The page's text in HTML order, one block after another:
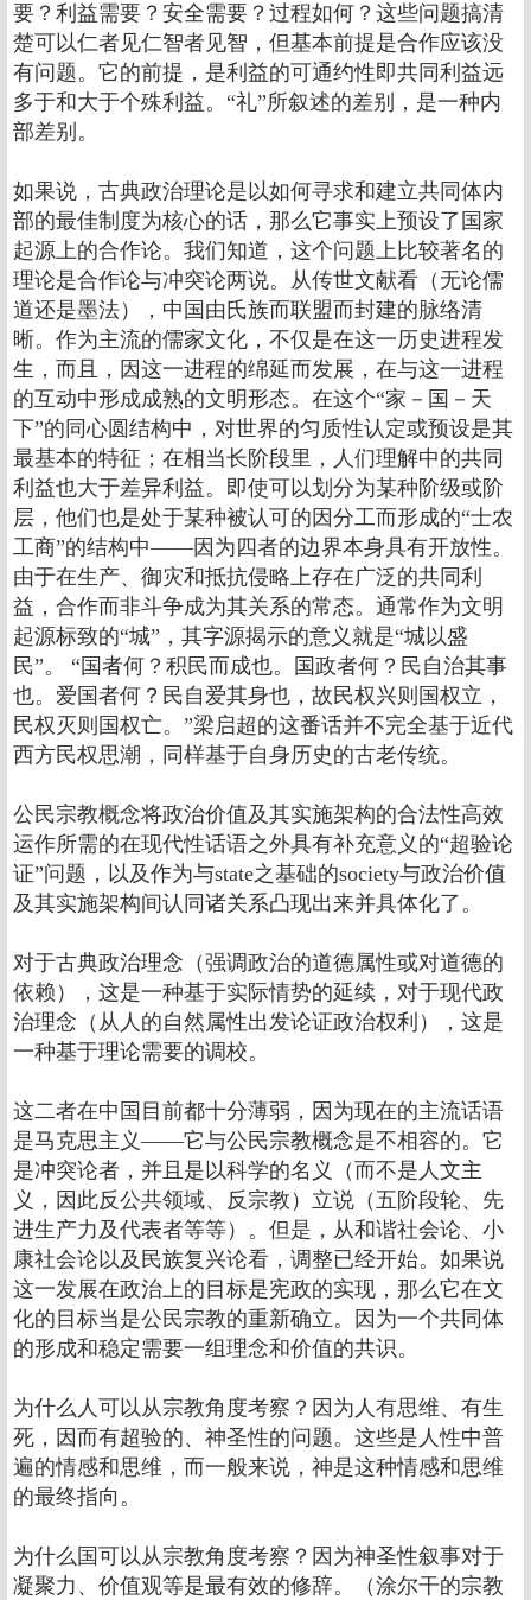
要？利益需要？安全需要？过程如何？这些问题搞清
楚可以仁者见仁智者见智，但基本前提是合作应该没
有问题。它的前提，是利益的可通约性即共同利益远
多于和大于个殊利益。“礼”所叙述的差别，是一种内
部差别。
如果说，古典政治理论是以如何寻求和建立共同体内
部的最佳制度为核心的话，那么它事实上预设了国家
起源上的合作论。我们知道，这个问题上比较著名的
理论是合作论与冲突论两说。从传世文献看（无论儒
道还是墨法），中国由氏族而联盟而封建的脉络清
晰。作为主流的儒家文化，不仅是在这一历史进程发
生，而且，因这一进程的绵延而发展，在与这一进程
的互动中形成成熟的文明形态。在这个“家－国－天
下”的同心圆结构中，对世界的匀质性认定或预设是其
最基本的特征；在相当长阶段里，人们理解中的共同
利益也大于差异利益。即使可以划分为某种阶级或阶
层，他们也是处于某种被认可的因分工而形成的“士农
工商”的结构中――因为四者的边界本身具有开放性。
由于在生产、御灾和抵抗侵略上存在广泛的共同利
益，合作而非斗争成为其关系的常态。通常作为文明
起源标致的“城”，其字源揭示的意义就是“城以盛
民”。 “国者何？积民而成也。国政者何？民自治其事
也。爱国者何？民自爱其身也，故民权兴则国权立，
民权灭则国权亡。”梁启超的这番话并不完全基于近代
西方民权思潮，同样基于自身历史的古老传统。
公民宗教概念将政治价值及其实施架构的合法性高效
运作所需的在现代性话语之外具有补充意义的“超验论
证”问题，以及作为与state之基础的society与政治价值
及其实施架构间认同诸关系凸现出来并具体化了。
对于古典政治理念（强调政治的道德属性或对道德的
依赖），这是一种基于实际情势的延续，对于现代政
治理念（从人的自然属性出发论证政治权利），这是
一种基于理论需要的调校。
这二者在中国目前都十分薄弱，因为现在的主流话语
是马克思主义――它与公民宗教概念是不相容的。它
是冲突论者，并且是以科学的名义（而不是人文主
义，因此反公共领域、反宗教）立说（五阶段轮、先
进生产力及代表者等等）。但是，从和谐社会论、小
康社会论以及民族复兴论看，调整已经开始。如果说
这一发展在政治上的目标是宪政的实现，那么它在文
化的目标当是公民宗教的重新确立。因为一个共同体
的形成和稳定需要一组理念和价值的共识。
为什么人可以从宗教角度考察？因为人有思维、有生
死，因而有超验的、神圣性的问题。这些是人性中普
遍的情感和思维，而一般来说，神是这种情感和思维
的最终指向。
为什么国可以从宗教角度考察？因为神圣性叙事对于
凝聚力、价值观等是最有效的修辞。（涂尔干的宗教